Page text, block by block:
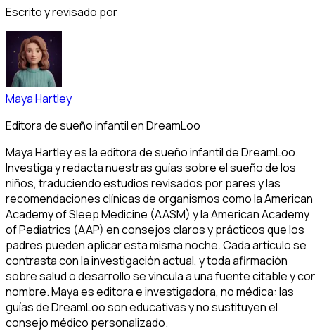
Escrito y revisado por
Maya Hartley
Editora de sueño infantil en DreamLoo
Maya Hartley es la editora de sueño infantil de DreamLoo.
Investiga y redacta nuestras guías sobre el sueño de los
niños, traduciendo estudios revisados por pares y las
recomendaciones clínicas de organismos como la American
Academy of Sleep Medicine (AASM) y la American Academy
of Pediatrics (AAP) en consejos claros y prácticos que los
padres pueden aplicar esta misma noche. Cada artículo se
contrasta con la investigación actual, y toda afirmación
sobre salud o desarrollo se vincula a una fuente citable y
nombre. Maya es editora e investigadora, no médica: las
guías de DreamLoo son educativas y no sustituyen el
consejo médico personalizado.